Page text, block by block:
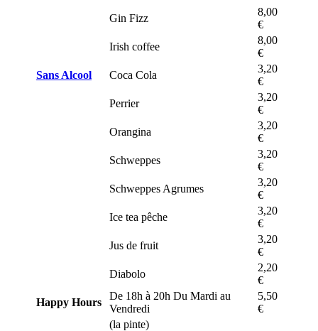
Gin Fizz
8,00
€
Irish coffee
8,00
€
Sans Alcool
Coca Cola
3,20
€
Perrier
3,20
€
Orangina
3,20
€
Schweppes
3,20
€
Schweppes Agrumes
3,20
€
Ice tea pêche
3,20
€
Jus de fruit
3,20
€
Diabolo
2,20
€
Happy Hours
De 18h à 20h Du Mardi au
Vendredi
5,50
€
(la pinte)